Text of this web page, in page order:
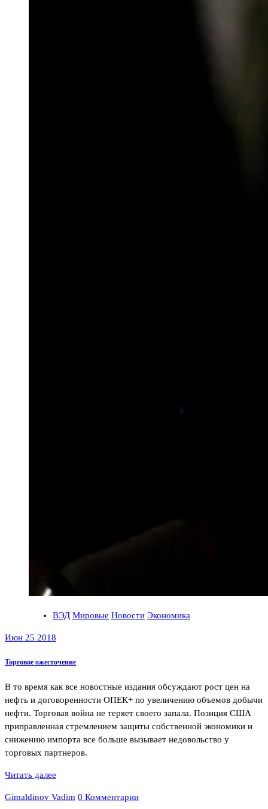
ВЭД Мировые Новости Экономика
Июн 25 2018
Торговое ожесточение
В то время как все новостные издания обсуждают рост цен на
нефть и договоренности ОПЕК+ по увеличению объемов добычи
нефти. Торговая война не теряет своего запала. Позиция США
приправленная стремлением защиты собственной экономики и
снижению импорта все больше вызывает недовольство у
торговых партнеров.
Читать далее
Gimaldinov Vadim 0 Комментарии